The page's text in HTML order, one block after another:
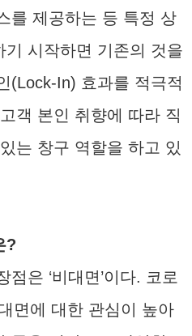
를 제공하는 등 특정 상
시작하면 기존의 것을
(Lock-In) 효과를 적극적
객 본인 취향에 따라 직
는 창구 역할을 하고 있
?
은 ‘비대면’이다. 코로
면에 대한 관심이 높아